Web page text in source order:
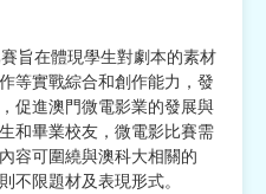
旨在體現學生對劇本的素材
等實戰綜合和創作能力，發
促進澳門微電影業的發展與
和畢業校友，微電影比賽需
容可圍繞與澳科大相關的
不限題材及表現形式。